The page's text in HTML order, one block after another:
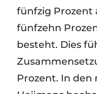
fünfzig Prozent
fünfzehn
besteht. Dies
Prozent. In den